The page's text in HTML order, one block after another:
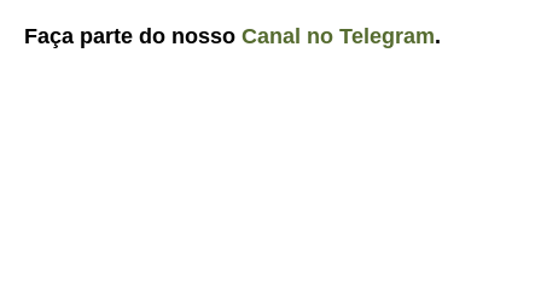
Faça parte do nosso Canal no Telegram.